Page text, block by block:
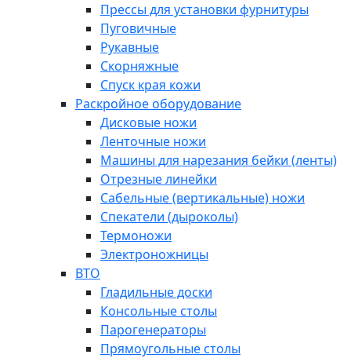
Прессы для установки фурнитуры
Пуговичные
Рукавные
Скорняжные
Спуск края кожи
Раскройное оборудование
Дисковые ножи
Ленточные ножи
Машины для нарезания бейки (ленты)
Отрезные линейки
Сабельные (вертикальные) ножи
Спекатели (дыроколы)
Термоножи
Электроножницы
ВТО
Гладильные доски
Консольные столы
Парогенераторы
Прямоугольные столы